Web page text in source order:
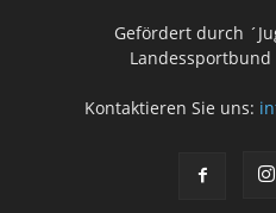
Gefördert durch
Kontaktieren Sie uns: